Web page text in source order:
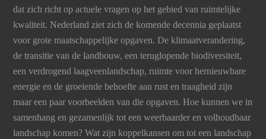
dat zich richt op actuele vragen op het gebied van ruimtelijke
kwaliteit. Nederland ziet zich de komende decennia geplaatst
voor grote maatschappelijke opgaven. De klimaatverandering,
de transitie van de landbouw, een teruglopende biodiversiteit,
een verdrogend laagveenlandschap, ruimte voor hernieuwbare
energie en de groeiende behoefte aan rust en traagheid zijn
maar een paar voorbeelden van die opgaven. Hoe kunnen we in
samenhang en gezamenlijk tot een weerbaarder en volhoudbaar
landschap komen? Wat zijn koppelkansen om tot een landschap